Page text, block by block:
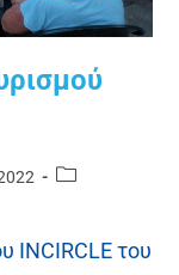
INCIRCLE του